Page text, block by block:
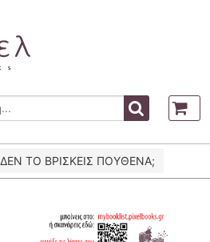
ΔΕΝ ΤΟ ΒΡΙΣΚΕΙΣ ΠΟΥΘΕΝΑ;